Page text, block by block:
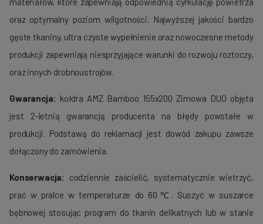
oraz optymalny poziom wilgotności. Najwyższej jakości bardzo
gęste tkaniny, ultra czyste wypełnienie oraz nowoczesne metody
produkcji zapewniają niesprzyjające warunki do rozwoju roztoczy,
oraz innych drobnoustrojów.
Gwarancja: kołdra AMZ Bamboo 155x200 Zimowa DUO objęta
jest 2-letnią gwarancją producenta na błędy powstałe w
produkcji. Podstawą do reklamacji jest dowód zakupu zawsze
dołączony do zamówienia.
Konserwacja:
codziennie zaścielić, systematycznie wietrzyć,
prać w pralce w temperaturze do 60℃. Suszyć w suszarce
bębnowej stosując program do tkanin delikatnych lub w stanie